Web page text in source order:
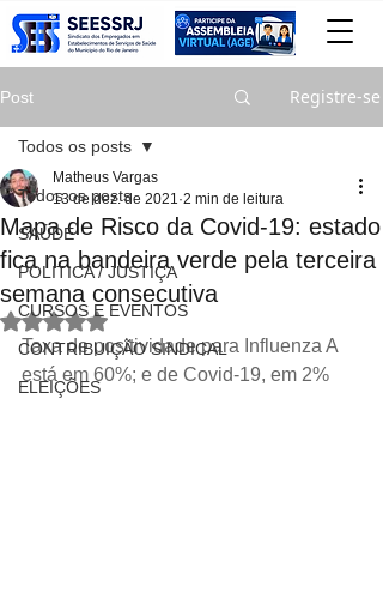
Post Registre-se
Todos os posts
SAÚDE
POLITICA / JUSTIÇA
CURSOS E EVENTOS
CONTRIBUIÇÃO SINDICAL
ELEIÇÕES
Todos os posts
Mapa de Risco da Covid-19: estado
fica na bandeira verde pela terceira
semana consecutiva
Matheus Vargas
13 de dez. de 2021 2 min de leitura
Avaliado com NaN de 5 estrelas.
Taxa de positividade para Influenza A
está em 60%; e de Covid-19, em 2%